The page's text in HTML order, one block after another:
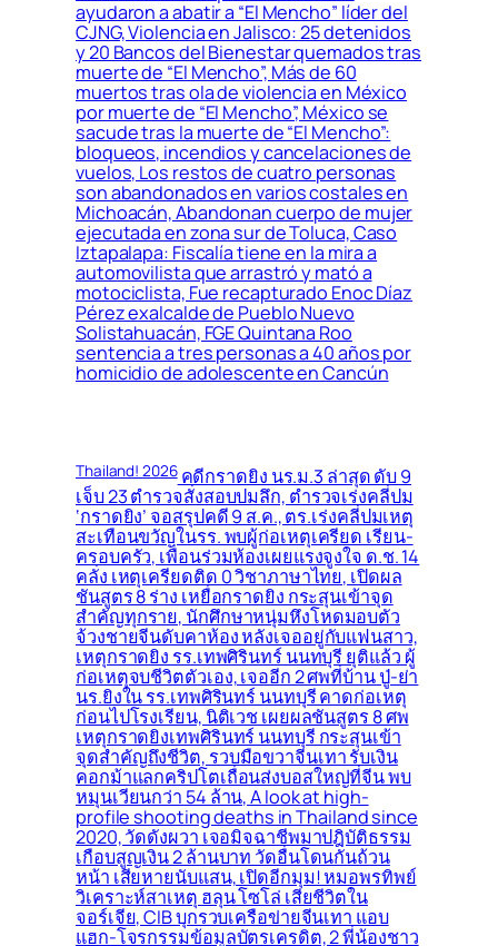
ayudaron a abatir a “El Mencho” líder del
CJNG, Violencia en Jalisco: 25 detenidos
y 20 Bancos del Bienestar quemados tras
muerte de “El Mencho”, Más de 60
muertos tras ola de violencia en México
por muerte de “El Mencho”, México se
sacude tras la muerte de “El Mencho”:
bloqueos, incendios y cancelaciones de
vuelos, Los restos de cuatro personas
son abandonados en varios costales en
Michoacán, Abandonan cuerpo de mujer
ejecutada en zona sur de Toluca, Caso
Iztapalapa: Fiscalía tiene en la mira a
automovilista que arrastró y mató a
motociclista, Fue recapturado Enoc Díaz
Pérez exalcalde de Pueblo Nuevo
Solistahuacán, FGE Quintana Roo
sentencia a tres personas a 40 años por
homicidio de adolescente en Cancún
Thailand! 2026คดีกราดยิง นร.ม.3 ล่าสุด ดับ 9
เจ็บ 23 ตำรวจสั่งสอบปมลึก, ตำรวจเร่งคลี่ปม
‘กราดยิง’ จอสรุปคดี 9 ส.ค., ตร.เร่งคลี่ปมเหตุ
สะเทือนขวัญในรร. พบผู้ก่อเหตุเครียด เรียน-
ครอบครัว, เพื่อนร่วมห้องเผยแรงจูงใจ ด.ช. 14
คลั่ง เหตุเครียดติด 0 วิชาภาษาไทย, เปิดผล
ชันสูตร 8 ร่าง เหยื่อกราดยิง กระสุนเข้าจุด
สำคัญทุกราย, นักศึกษาหนุ่มหึงโหดมอบตัว
จ้วงชายจีนดับคาห้อง หลังเจออยู่กับแฟนสาว,
เหตุกราดยิง รร.เทพศิรินทร์ นนทบุรี ยุติแล้ว ผู้
ก่อเหตุจบชีวิตตัวเอง, เจออีก 2 ศพที่บ้าน ปู่-ย่า
นร.ยิงใน รร.เทพศิรินทร์ นนทบุรี คาดก่อเหตุ
ก่อนไปโรงเรียน, นิติเวช เผยผลชันสูตร 8 ศพ
เหตุกราดยิงเทพศิรินทร์ นนทบุรี กระสุนเข้า
จุดสำคัญถึงชีวิต, รวบมือขวาจีนเทา รับเงิน
คอกม้าแลกคริปโตเถื่อนส่งบอสใหญ่ที่จีน พบ
หมุนเวียนกว่า 54 ล้าน, A look at high-
profile shooting deaths in Thailand since
2020, วัดดังผวา เจอมิจฉาชีพมาปฎิบัติธรรม
เกือบสูญเงิน 2 ล้านบาท วัดอื่นโดนกันถ้วน
หน้า เสียหายนับแสน, เปิดอีกมุม! หมอพรทิพย์
วิเคราะห์สาเหตุ ฮลุน โซโล่ เสียชีวิตใน
จอร์เจีย, CIB บุกรวบเครือข่ายจีนเทา แอบ
แฮก-โจรกรรมข้อมูลบัตรเครดิต, 2 พี่น้องชาว